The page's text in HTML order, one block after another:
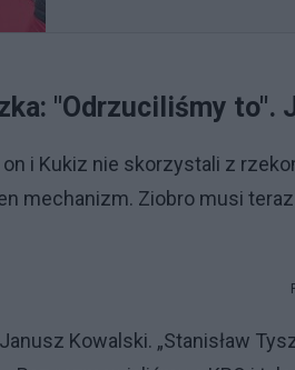
"Odrzuciliśmy to".
on i Kukiz nie skorzystali z
mechanizm. Ziobro musi
Kowalski. „Stanisław